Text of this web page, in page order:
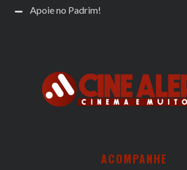
Apoie no Padrim!
ACOMPANHE